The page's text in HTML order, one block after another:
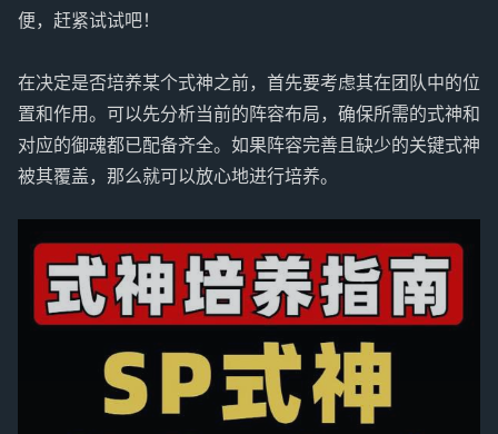
便，赶紧试试吧！
在决定是否培养某个式神之前，首先要考虑其在团队中的位
置和作用。可以先分析当前的阵容布局，确保所需的式神和
对应的御魂都已配备齐全。如果阵容完善且缺少的关键式神
被其覆盖，那么就可以放心地进行培养。